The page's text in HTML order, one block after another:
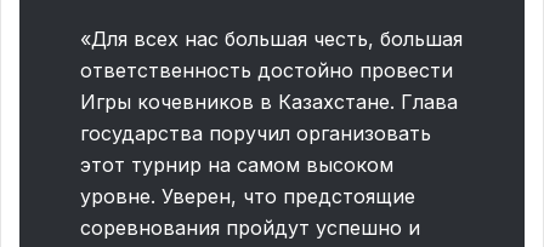
«Для всех нас большая честь, большая
ответственность достойно провести
Игры кочевников в Казахстане. Глава
государства поручил организовать
этот турнир на самом высоком
уровне. Уверен, что предстоящие
соревнования пройдут успешно и